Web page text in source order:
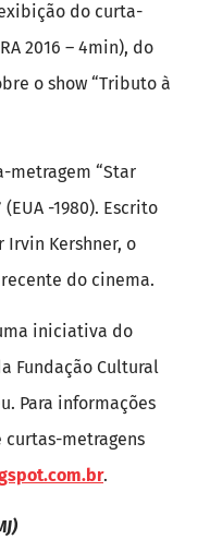
do curta-
2016 – 4min), do
o show “Tributo à
metragem “Star
-1980). Escrito
Irvin Kershner, o
do cinema.
iniciativa do
Fundação Cultural
Para informações
metragens
.